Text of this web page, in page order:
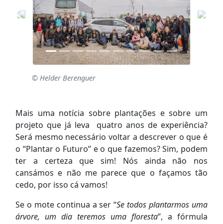
© Helder Berenguer
Mais uma notícia sobre plantações e sobre um
projeto que já leva quatro anos de experiência?
Será mesmo necessário voltar a descrever o que é
o “Plantar o Futuro” e o que fazemos? Sim, podem
ter a certeza que sim! Nós ainda não nos
cansámos e não me parece que o façamos tão
cedo, por isso cá vamos!
Se o mote continua a ser “Se todos plantarmos uma
árvore, um dia teremos uma floresta”, a fórmula